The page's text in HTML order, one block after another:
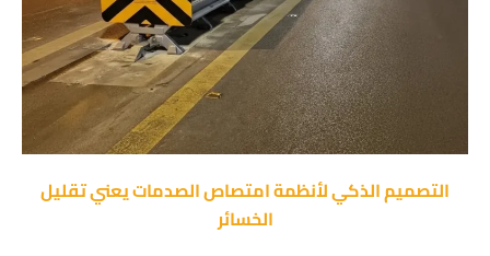
التصميم الذكي لأنظمة امتصاص الصدمات يعني تقليل
الخسائر